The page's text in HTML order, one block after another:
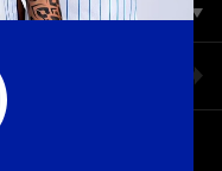
TEST
ora il nuovo